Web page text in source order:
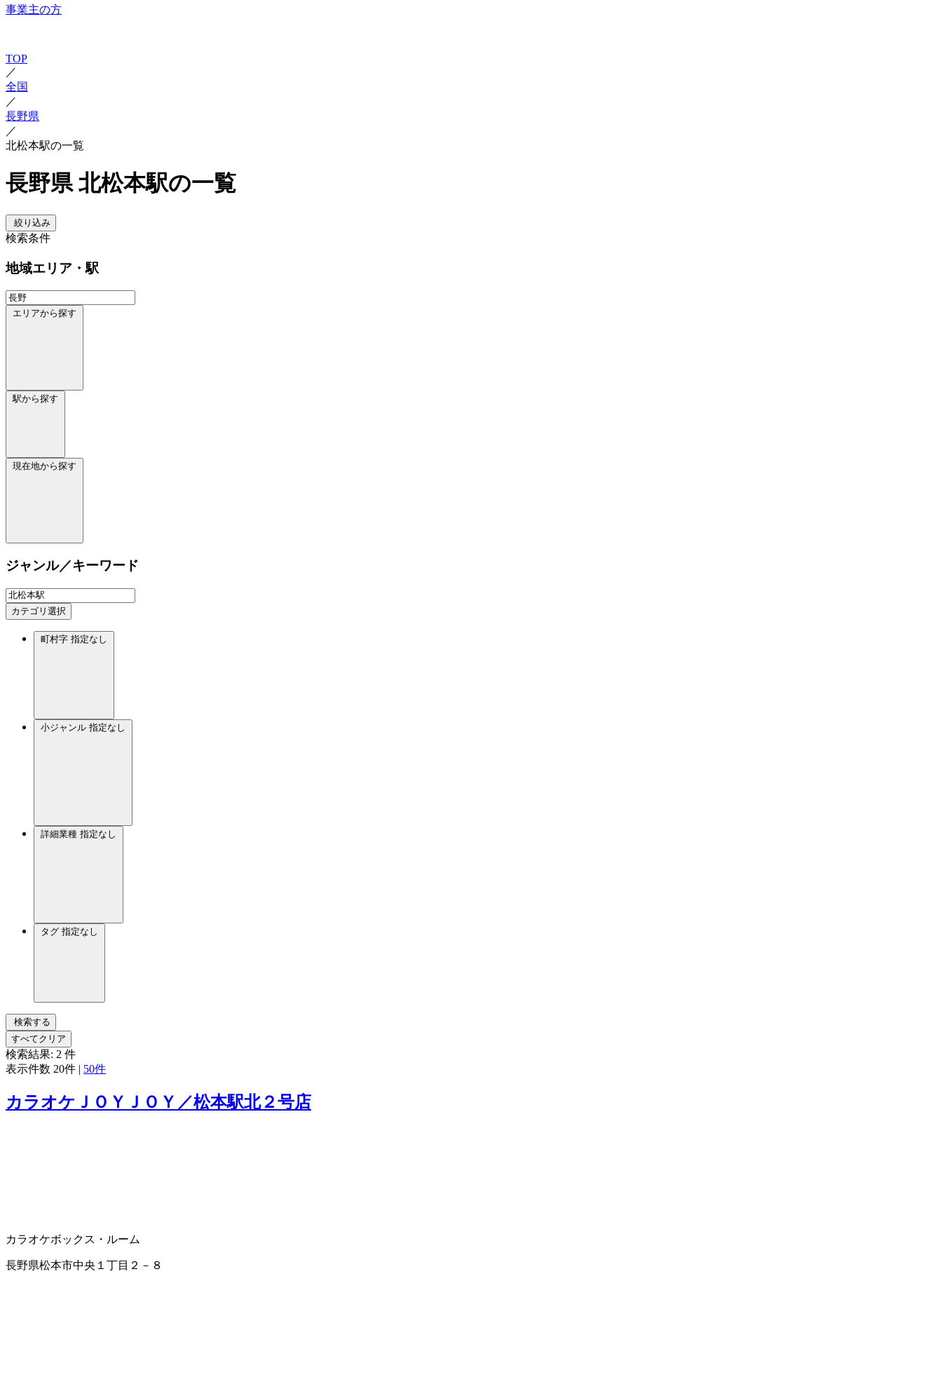
事業主の方
TOP
／
全国
／
長野県
／
北松本駅の一覧
長野県 北松本駅の一覧
絞り込み
検索条件
地域エリア・駅
エリアから探す
駅から探す
現在地から探す
ジャンル／キーワード
カテゴリ選択
町村字 指定なし
小ジャンル 指定なし
詳細業種 指定なし
タグ 指定なし
検索する
すべてクリア
検索結果: 2 件
表示件数 20件 | 50件
カラオケＪＯＹＪＯＹ／松本駅北２号店
カラオケボックス・ルーム
長野県松本市中央１丁目２－８